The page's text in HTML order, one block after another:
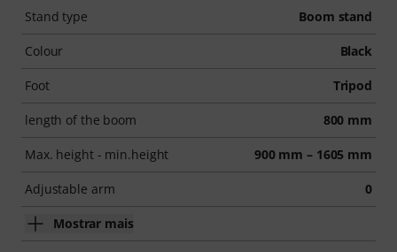
Stand type Boom stand
Colour Black
Foot Tripod
length of the boom 800 mm
Max. height - min.height 900 mm – 1605 mm
Adjustable arm 0
Mostrar mais